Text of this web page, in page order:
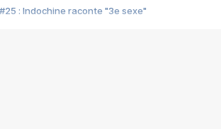
#25 : Indochine raconte "3e sexe"